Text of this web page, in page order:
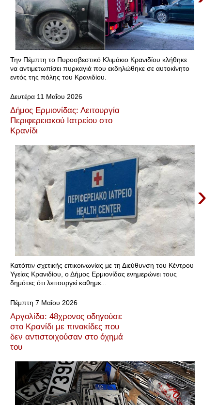
Την Πέμπτη το Πυροσβεστικό Κλιμάκιο Κρανιδίου κλήθηκε
να αντιμετωπίσει πυρκαγιά που εκδηλώθηκε σε αυτοκίνητο
εντός της πόλης του Κρανιδίου.
Δευτέρα 11 Μαΐου 2026
Δήμος Ερμιονίδας: Λειτουργία
Περιφερειακού Ιατρείου στο
Κρανίδι
›
Κατόπιν σχετικής επικοινωνίας με τη Διεύθυνση του Κέντρου
Υγείας Κρανιδίου, ο Δήμος Ερμιονίδας ενημερώνει τους
δημότες ότι λειτουργεί καθημε...
Πέμπτη 7 Μαΐου 2026
Αργολίδα: 48χρονος οδηγούσε
στο Κρανίδι με πινακίδες που
δεν αντιστοιχούσαν στο όχημά
του